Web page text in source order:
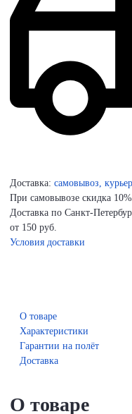
Доставка: самовывоз,
При самовывозе скидка 10%
Доставка по Санкт-
от 150 руб.
Условия доставки
О товаре
Характеристики
Гарантии на полёт
Доставка
О товаре